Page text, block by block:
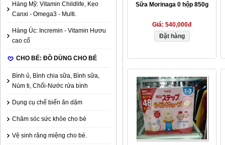
Hàng Mỹ: Vitamin Childlife, Kẹo
Canxi - Omega3 - Multi.
Hàng Úc: Incremin - Vitamin Hươu
cao cổ
CHO BÉ: ĐỒ DÙNG CHO BÉ
Bình ủ, Bình chia sữa, Bình sữa,
Núm ti, Chổi-Nước rửa bình
Dụng cụ chế biến ăn dặm
Chăm sóc sức khỏe cho bé
Vệ sinh răng miệng cho bé.
Sữa Morinaga 0 hộp 850g
Giá: 540,000đ
Đặt hàng